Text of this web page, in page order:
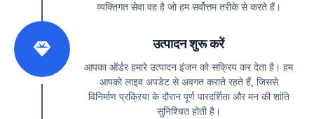
व्यक्तिगत सेवा वह है जो हम सर्वोत्तम तरीके से करते हैं।
उत्पादन शुरू करें
आपका ऑर्डर हमारे उत्पादन इंजन को सक्रिय कर देता है। हम
आपको लाइव अपडेट से अवगत कराते रहते हैं, जिससे
विनिर्माण प्रक्रिया के दौरान पूर्ण पारदर्शिता और मन की शांति
सुनिश्चित होती है।